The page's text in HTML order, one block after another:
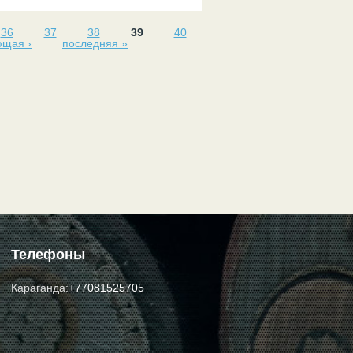
36 37 38 39
40
› последняя »
Телефоны
Караганда:+77081525705